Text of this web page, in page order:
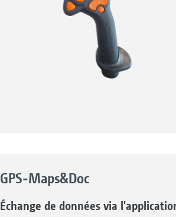
GPS-Maps&Doc
Échange de données via